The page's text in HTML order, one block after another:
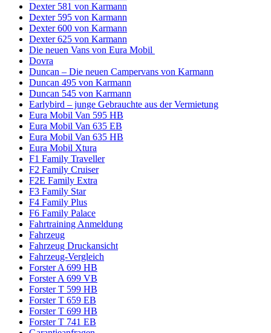
Dexter 581 von Karmann
Dexter 595 von Karmann
Dexter 600 von Karmann
Dexter 625 von Karmann
Die neuen Vans von Eura Mobil
Dovra
Duncan – Die neuen Campervans von Karmann
Duncan 495 von Karmann
Duncan 545 von Karmann
Earlybird – junge Gebrauchte aus der Vermietung
Eura Mobil Van 595 HB
Eura Mobil Van 635 EB
Eura Mobil Van 635 HB
Eura Mobil Xtura
F1 Family Traveller
F2 Family Cruiser
F2E Family Extra
F3 Family Star
F4 Family Plus
F6 Family Palace
Fahrtraining Anmeldung
Fahrzeug
Fahrzeug Druckansicht
Fahrzeug-Vergleich
Forster A 699 HB
Forster A 699 VB
Forster T 599 HB
Forster T 659 EB
Forster T 699 HB
Forster T 741 EB